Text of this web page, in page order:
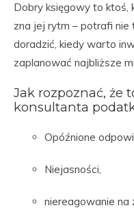
Dobry księgowy to ktoś,
zna jej rytm – potrafi nie
doradzić, kiedy warto
zaplanować najbliższe
Jak rozpoznać, że
konsultanta
Opóźnione
Niejasności,
niereagowanie na